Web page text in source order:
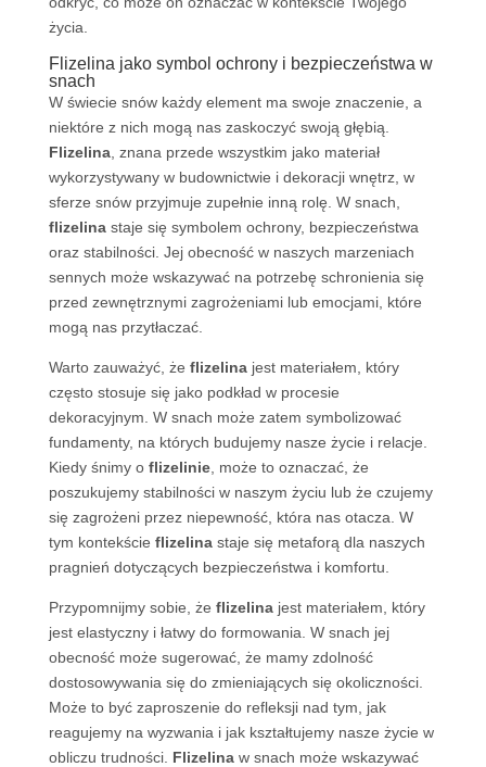
życia.
Flizelina jako symbol ochrony i bezpieczeństwa w
snach
W świecie snów każdy element ma swoje znaczenie, a
niektóre z nich mogą nas zaskoczyć swoją głębią.
Flizelina, znana przede wszystkim jako materiał
wykorzystywany w budownictwie i dekoracji wnętrz, w
sferze snów przyjmuje zupełnie inną rolę. W snach,
flizelinastaje się symbolem ochrony, bezpieczeństwa
oraz stabilności. Jej obecność w naszych marzeniach
sennych może wskazywać na potrzebę schronienia się
przed zewnętrznymi zagrożeniami lub emocjami, które
mogą nas przytłaczać.
Warto zauważyć, że flizelinajest materiałem, który
często stosuje się jako podkład w procesie
dekoracyjnym. W snach może zatem symbolizować
fundamenty, na których budujemy nasze życie i relacje.
Kiedy śnimy o flizelinie, może to oznaczać, że
poszukujemy stabilności w naszym życiu lub że czujemy
się zagrożeni przez niepewność, która nas otacza. W
tym kontekście flizelinastaje się metaforą dla naszych
pragnień dotyczących bezpieczeństwa i komfortu.
Przypomnijmy sobie, że flizelinajest materiałem, który
jest elastyczny i łatwy do formowania. W snach jej
obecność może sugerować, że mamy zdolność
dostosowywania się do zmieniających się okoliczności.
Może to być zaproszenie do refleksji nad tym, jak
reagujemy na wyzwania i jak kształtujemy nasze życie w
obliczu trudności. Flizelinaw snach może wskazywać